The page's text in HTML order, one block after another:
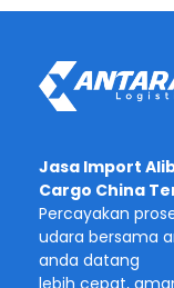
Jasa Import
Cargo China
Percayakan
udara bersama
anda datang
lebih cepat,